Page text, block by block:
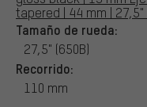
tapered | 44 mm | 27,5"
Tamaño de rueda:
27,5" (650B)
Recorrido:
110 mm